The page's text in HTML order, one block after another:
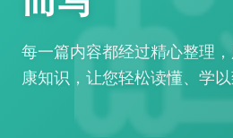
每一篇内容都经过精心整理
康知识，让您轻松读懂、学以